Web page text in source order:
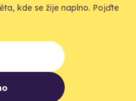
kde se žije naplno. Pojďte